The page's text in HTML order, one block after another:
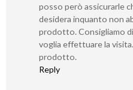
posso però assicurarle
desidera inquanto non
prodotto. Consigliamo
voglia effettuare la
prodotto.
Reply